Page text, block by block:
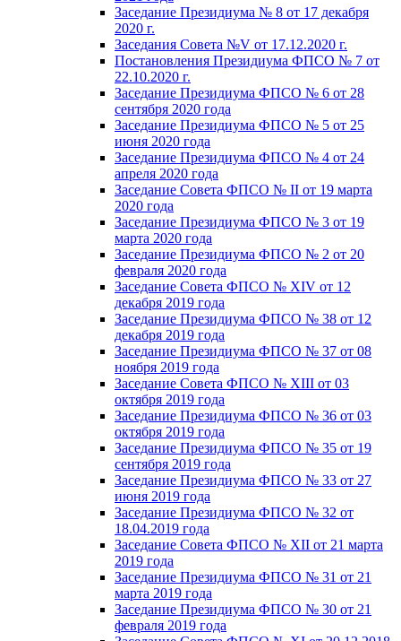
Заседание Президиума № 8 от 17 декабря
2020 г.
Заседания Совета №V от 17.12.2020 г.
Постановления Президиума ФПСО № 7 от
22.10.2020 г.
Заседание Президиума ФПСО № 6 от 28
сентября 2020 года
Заседание Президиума ФПСО № 5 от 25
июня 2020 года
Заседание Президиума ФПСО № 4 от 24
апреля 2020 года
Заседание Совета ФПСО № II от 19 марта
2020 года
Заседание Президиума ФПСО № 3 от 19
марта 2020 года
Заседание Президиума ФПСО № 2 от 20
февраля 2020 года
Заседание Совета ФПСО № XIV от 12
декабря 2019 года
Заседание Президиума ФПСО № 38 от 12
декабря 2019 года
Заседание Президиума ФПСО № 37 от 08
ноября 2019 года
Заседание Совета ФПСО № XIII от 03
октября 2019 года
Заседание Президиума ФПСО № 36 от 03
октября 2019 года
Заседание Президиума ФПСО № 35 от 19
сентября 2019 года
Заседание Президиума ФПСО № 33 от 27
июня 2019 года
Заседание Президиума ФПСО № 32 от
18.04.2019 года
Заседание Совета ФПСО № XII от 21 марта
2019 года
Заседание Президиума ФПСО № 31 от 21
марта 2019 года
Заседание Президиума ФПСО № 30 от 21
февраля 2019 года